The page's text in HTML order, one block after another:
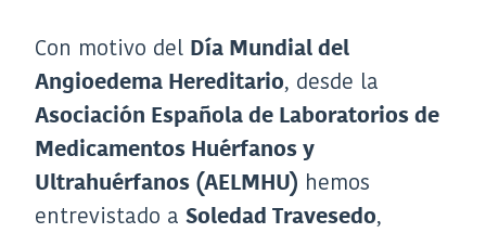
Con motivo del Día Mundial del
Angioedema Hereditario, desde la
Asociación Española de Laboratorios de
Medicamentos Huérfanos y
Ultrahuérfanos (AELMHU) hemos
entrevistado a Soledad Travesedo,